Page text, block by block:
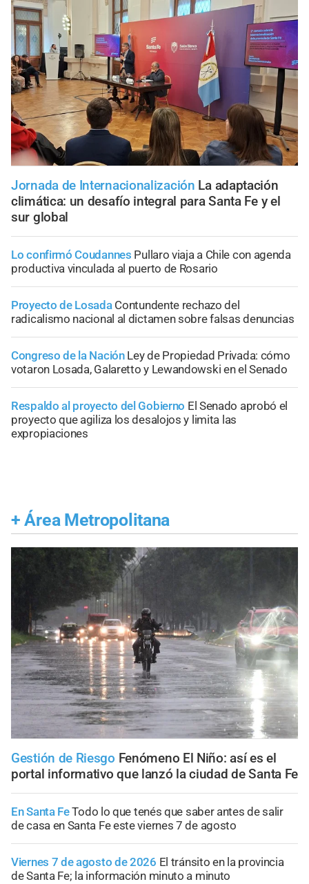
Jornada de Internacionalización La adaptación
climática: un desafío integral para Santa Fe y el
sur global
Lo confirmó Coudannes Pullaro viaja a Chile con agenda
productiva vinculada al puerto de Rosario
Proyecto de Losada Contundente rechazo del
radicalismo nacional al dictamen sobre falsas denuncias
Congreso de la Nación Ley de Propiedad Privada: cómo
votaron Losada, Galaretto y Lewandowski en el Senado
Respaldo al proyecto del Gobierno El Senado aprobó el
proyecto que agiliza los desalojos y limita las
expropiaciones
+ Área Metropolitana
Gestión de Riesgo Fenómeno El Niño: así es el
portal informativo que lanzó la ciudad de Santa Fe
En Santa FeTodo lo que tenés que saber antes de salir
de casa en Santa Fe este viernes 7 de agosto
Viernes 7 de agosto de 2026 El tránsito en la provincia
de Santa Fe; la información minuto a minuto